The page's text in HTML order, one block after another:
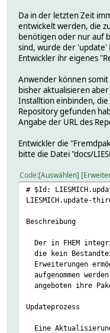
Da in der letzten Zeit
entwickelt werden, die
benötigen oder nur auf
sind, wurde der
Entwickler ihr eigenes
Anwender können
bisher aktualisieren
Installtion einbinden, die
Repository gefunden
Angabe der URL des
Entwickler die
bitte die Datei "docs/
Code Auswählen
# $Id:
LIESMICH.update-
Beschreibung
Der in FHEM
die kein
Erweiterungen
aufgenommen
angeboten ihre
Updateprozess
Eine